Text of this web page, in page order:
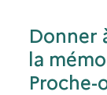
Donner
la